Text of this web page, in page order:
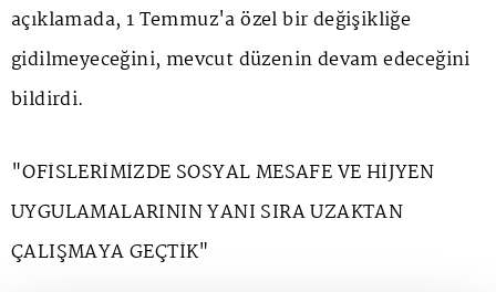
açıklamada, 1 Temmuz'a özel bir değişikliğe
gidilmeyeceğini, mevcut düzenin devam edeceğini
bildirdi.
"OFİSLERİMİZDE SOSYAL MESAFE VE HİJYEN
UYGULAMALARININ YANI SIRA UZAKTAN
ÇALIŞMAYA GEÇTİK"